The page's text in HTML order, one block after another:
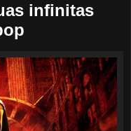
infinitas